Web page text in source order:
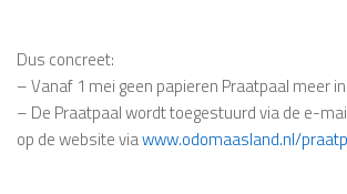
Dus concreet:
– Vanaf 1 mei geen papieren Praatpaal meer
– De Praatpaal wordt toegestuurd via de e-
op de website viawww.odomaasland.nl/